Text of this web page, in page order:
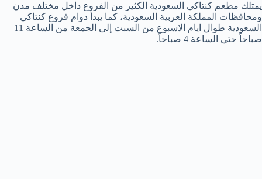
يمتلك مطعم كنتاكي السعودية الكثير من الفروع داخل مختلف مدن
ومحافظات المملكة العربية السعودية، كما يبدأ دوام فروع كنتاكي
السعودية طوال ايام الاسبوع من السبت إلى الجمعة من الساعة 11
صباحاً حتي الساعة 4 صباحاً.